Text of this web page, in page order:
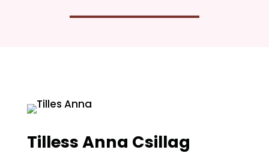
Tilless Anna Csillag